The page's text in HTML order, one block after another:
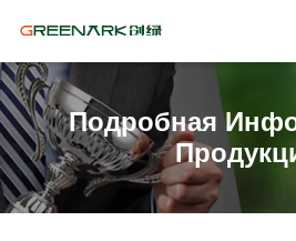
Подробная